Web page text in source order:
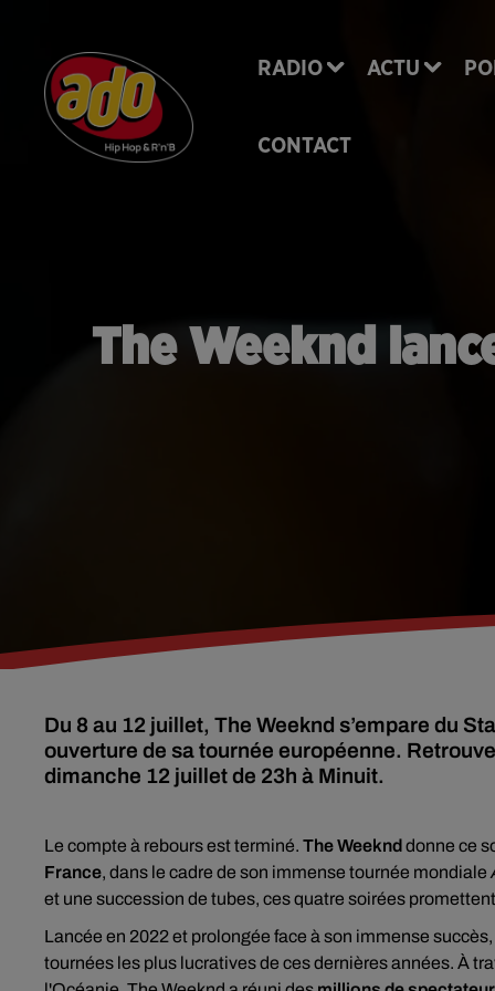
RADIO ACTU
CONTACT
The Weeknd
Du 8 au 12 juillet, The Weeknd s’empare du
ouverture de sa tournée européenne.
dimanche 12 juillet de 23h à Minuit.
Le compte à rebours est terminé. The Weeknddonne ce
France, dans le cadre de son immense tournée mondiale
et une succession de tubes, ces quatre soirées
Lancée en 2022 et prolongée face à son immense succès,
tournées les plus lucratives de ces dernières années. À